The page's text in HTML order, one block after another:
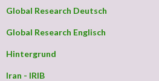
Global Research Deutsch
Global Research Englisch
Hintergrund
Iran - IRIB